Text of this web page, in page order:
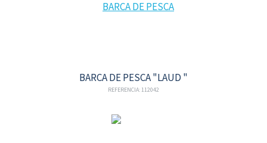
BARCA DE PESCA "LAUD "
REFERENCIA: 112042